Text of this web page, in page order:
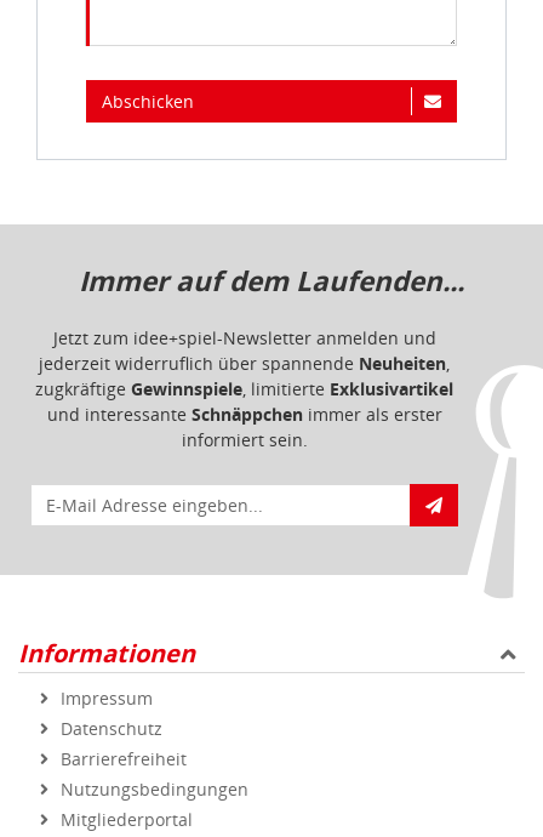
Abschicken
Immer auf dem Laufenden...
Jetzt zum idee+spiel-Newsletter anmelden und
jederzeit widerruflich über spannende Neuheiten,
zugkräftige Gewinnspiele, limitierte Exklusivartikel
und interessante Schnäppchenimmer als erster
informiert sein.
E-Mail für Newsletteranmeldung
Informationen
Impressum
Datenschutz
Barrierefreiheit
Nutzungsbedingungen
Mitgliederportal